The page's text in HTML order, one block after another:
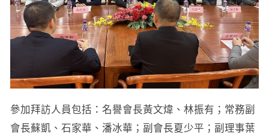
參加拜訪人員包括：名譽會長黃文煒、林振有；常務副
會長蘇凱、石家華、潘冰華；副會長夏少平；副理事葉